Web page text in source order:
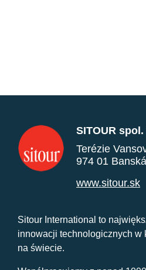
SITOUR spol.
Terézie
974 01
www.sitour.sk
Sitour International to
innowacji technologicznych w
na świecie.